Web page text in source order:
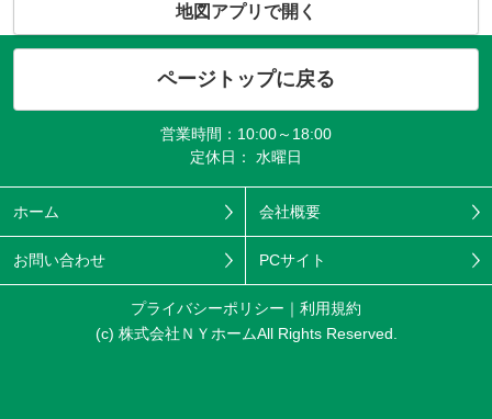
地図アプリで開く
ページトップに戻る
営業時間：10:00～18:00
定休日： 水曜日
ホーム 会社概要
お問い合わせ PCサイト
プライバシーポリシー
利用規約
(c) 株式会社ＮＹホームAll Rights Reserved.